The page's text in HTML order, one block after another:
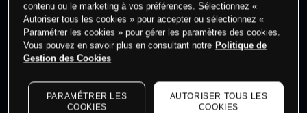
Les prix sont indicatifs. Connectez-vous
dernières données du marché.
Log into see latest
contenu ou le marketing à vos préférences. Sélectionnez «
Autoriser tous les cookies » pour accepter ou sélectionnez «
Paramétrer les cookies » pour gérer les paramètres des cookies.
Vous pouvez en savoir plus en consultant notre Politique de
Gestion des Cookies
PARAMÉTRER LES
COOKIES
AUTORISER TOUS LES
COOKIES